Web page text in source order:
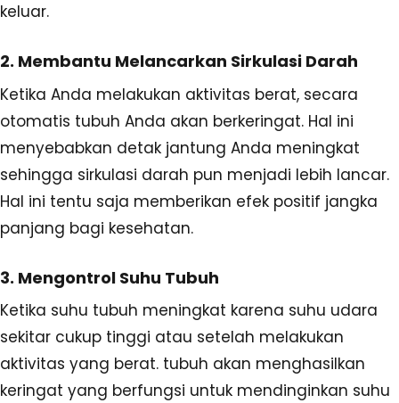
keluar.
2. Membantu Melancarkan Sirkulasi Darah
Ketika Anda melakukan aktivitas berat, secara
otomatis tubuh Anda akan berkeringat. Hal ini
menyebabkan detak jantung Anda meningkat
sehingga sirkulasi darah pun menjadi lebih lancar.
Hal ini tentu saja memberikan efek positif jangka
panjang bagi kesehatan.
3. Mengontrol Suhu Tubuh
Ketika suhu tubuh meningkat karena suhu udara
sekitar cukup tinggi atau setelah melakukan
aktivitas yang berat. tubuh akan menghasilkan
keringat yang berfungsi untuk mendinginkan suhu